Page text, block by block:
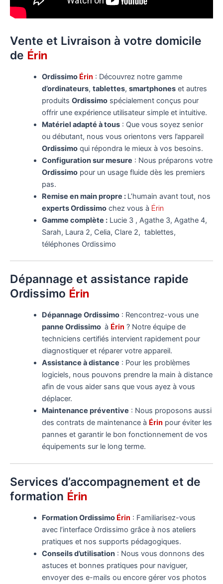
Vente et Livraison à votre domicile
de Érin
Ordissimo Érin : Découvrez notre gamme
d’ordinateurs, tablettes, smartphoneset autres
produits Ordissimospécialement conçus pour
offrir une expérience utilisateur simple et intuitive.
Matériel adapté à tous: Que vous soyez senior
ou débutant, nous vous orientons vers l’appareil
Ordissimoqui répondra le mieux à vos besoins.
Configuration sur mesure : Nous préparons votre
Ordissimopour un usage fluide dès les premiers
pas.
Remise en main propre : L’humain avant tout, nos
experts Ordissimochez vous à Érin
Gamme complète :Lucie 3 , Agathe 3, Agathe 4,
Sarah, Laura 2, Celia, Clare 2, tablettes,
téléphones Ordissimo
Dépannage et assistance rapide
Ordissimo Érin
Dépannage Ordissimo: Rencontrez-vous une
panne Ordissimoà Érin ? Notre équipe de
techniciens certifiés intervient rapidement pour
diagnostiquer et réparer votre appareil.
Assistance à distance : Pour les problèmes
logiciels, nous pouvons prendre la main à distance
afin de vous aider sans que vous ayez à vous
déplacer.
Maintenance préventive : Nous proposons aussi
des contrats de maintenance à Érin pour éviter les
pannes et garantir le bon fonctionnement de vos
équipements sur le long terme.
Services d’accompagnement et de
formation Érin
Formation Ordissimo Érin : Familiarisez-vous
avec l’interface Ordissimo grâce à nos ateliers
pratiques et nos supports pédagogiques.
Conseils d’utilisation: Nous vous donnons des
astuces et bonnes pratiques pour naviguer,
envoyer des e-mails ou encore gérer vos photos